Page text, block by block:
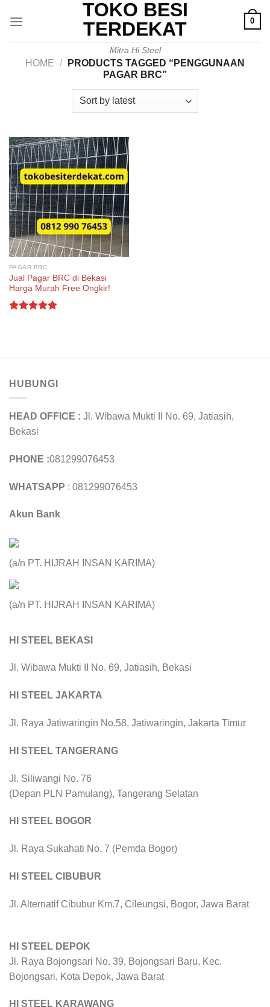
TOKO BESI
TERDEKAT
Mitra Hi Steel
0
HOME /
PRODUCTS TAGGED “PENGGUNAAN
PAGAR BRC”
PAGAR BRC
Jual Pagar BRC di Bekasi
Harga Murah Free Ongkir!
HUBUNGI
HEAD OFFICE : Jl. Wibawa Mukti II No. 69, Jatiasih,
Bekasi
PHONE :081299076453
WHATSAPP : 081299076453
Akun Bank
(a/n PT. HIJRAH INSAN KARIMA)
(a/n PT. HIJRAH INSAN KARIMA)
HI STEEL BEKASI
Jl. Wibawa Mukti II No. 69, Jatiasih, Bekasi
HI STEEL JAKARTA
Jl. Raya Jatiwaringin No.58, Jatiwaringin, Jakarta Timur
HI STEEL TANGERANG
Jl. Siliwangi No. 76
(Depan PLN Pamulang), Tangerang Selatan
HI STEEL BOGOR
Jl. Raya Sukahati No. 7 (Pemda Bogor)
HI STEEL CIBUBUR
Jl. Alternatif Cibubur Km.7, Cileungsi, Bogor, Jawa Barat
HI STEEL DEPOK
Jl. Raya Bojongsari No. 39, Bojongsari Baru, Kec.
Bojongsari, Kota Depok, Jawa Barat
HI STEEL KARAWANG